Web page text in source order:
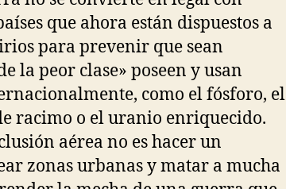
que ahora están dispuestos a
para prevenir que sean
la peor clase» poseen y usan
como el fósforo, el
racimo o el uranio enriquecido.
aérea no es hacer un
zonas urbanas y matar a mucha